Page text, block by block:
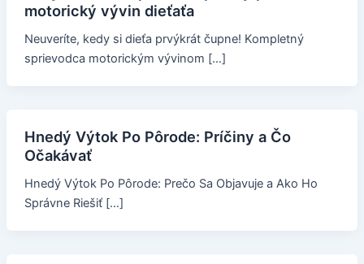
motorický vývin dieťaťa
Neuveríte, kedy si dieťa prvýkrát čupne! Kompletný
sprievodca motorickým vývinom […]
Hnedý Výtok Po Pôrode: Príčiny a Čo
Očakávať
Hnedý Výtok Po Pôrode: Prečo Sa Objavuje a Ako Ho
Správne Riešiť […]